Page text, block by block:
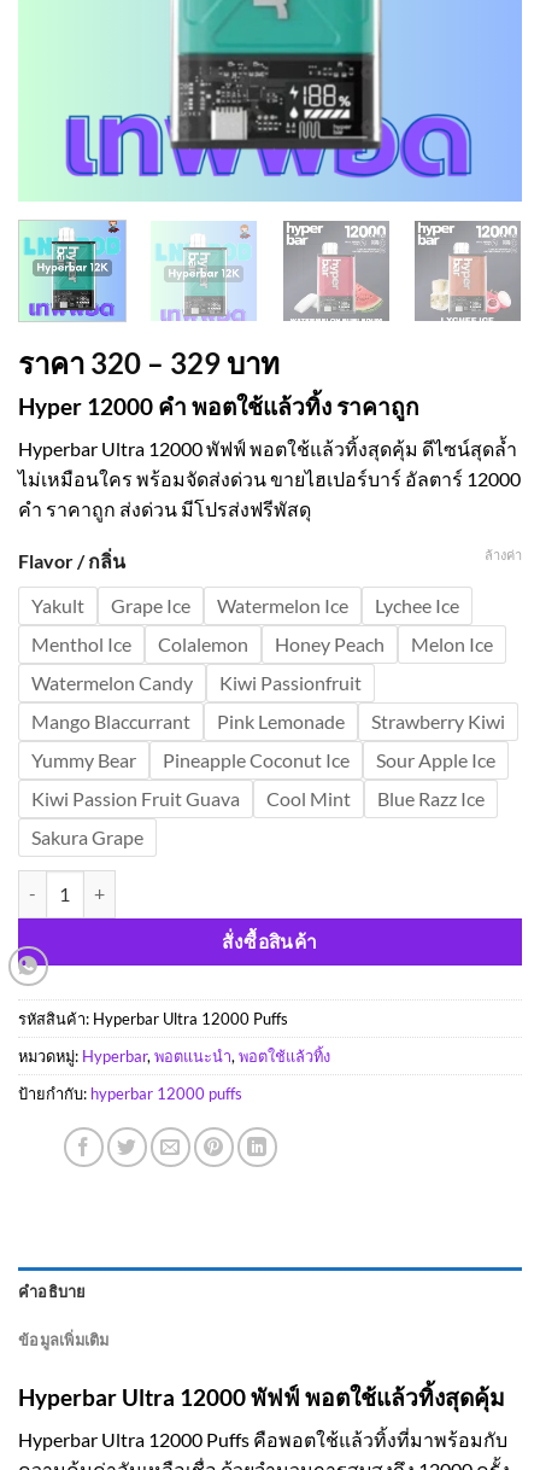
ราคา 320 – 329 บาท
Hyper 12000 คำ พอตใช้แล้วทิ้ง ราคาถูก
Hyperbar Ultra 12000 พัฟฟ์ พอตใช้แล้วทิ้งสุดคุ้ม ดีไซน์สุดล้ำ
ไม่เหมือนใคร พร้อมจัดส่งด่วน ขายไฮเปอร์บาร์ อัลตาร์ 12000
คำ ราคาถูก ส่งด่วน มีโปรส่งฟรีพัสดุ
Flavor / กลิ่น
Yakult
Grape Ice Watermelon Ice
Lychee Ice
Menthol Ice
Colalemon Honey Peach
Melon Ice
Watermelon Candy
Kiwi Passionfruit
Mango Blaccurrant
Pink Lemonade
Strawberry Kiwi
Yummy Bear
Pineapple Coconut Ice
Sour Apple Ice
Kiwi Passion Fruit Guava
Cool Mint
Blue Razz Ice
Sakura Grape
ล้างค่า
สั่งซื้อสินค้า
รหัสสินค้า: Hyperbar Ultra 12000 Puffs
หมวดหมู่: Hyperbar,พอตแนะนำ,พอตใช้แล้วทิ้ง
ป้ายกำกับ: hyperbar 12000 puffs
คำอธิบาย
ข้อมูลเพิ่มเติม
Hyperbar Ultra 12000 พัฟฟ์ พอตใช้แล้วทิ้งสุดคุ้ม
Hyperbar Ultra 12000 Puffs คือพอตใช้แล้วทิ้งที่มาพร้อมกับ